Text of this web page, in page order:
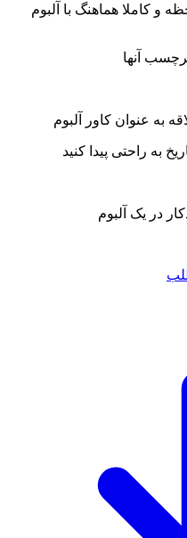
هماهنگ با آلبوم
آنها
کاور آلبوم
پیدا کنید
آلبوم